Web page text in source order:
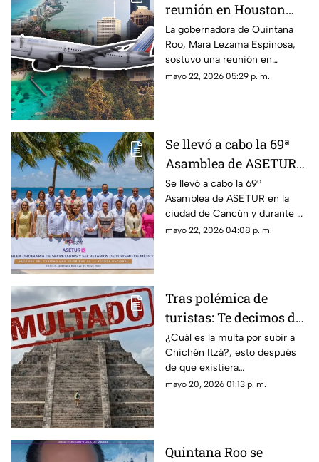
reunión en Houston
para fortalecer las
alianzas con el Caribe
Mexicano
La gobernadora de Quintana
Roo, Mara Lezama Espinosa,
sostuvo una reunión en
Houston para fortalecer las
mayo 22, 2026 05:29 p. m.
Se llevó a cabo la 69ª
Asamblea de ASETUR
en Cancún y Quintana
Roo reafirma su
liderazgo turístico
Se llevó a cabo la 69ª
Asamblea de ASETUR en la
ciudad de Cancún y durante el
evento, el estado de Quintana
mayo 22, 2026 04:08 p. m.
Tras polémica de
turistas: Te decimos de
cuánto es la multa por
subir a Chichén Itzá
¿Cuál es la multa por subir a
Chichén Itzá?, esto después
de que existiera
"#LadyChichenItza” en redes
mayo 20, 2026 01:13 p. m.
Quintana Roo se